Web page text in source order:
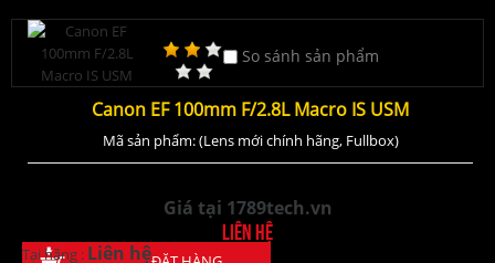
So sánh sản phẩm
Canon EF 100mm F/2.8L Macro IS USM
Mã sản phẩm: (Lens mới chính hãng, Fullbox)
Giá tại 1789tech.vn
Liên hệ
Tại hãng : Liên hệ